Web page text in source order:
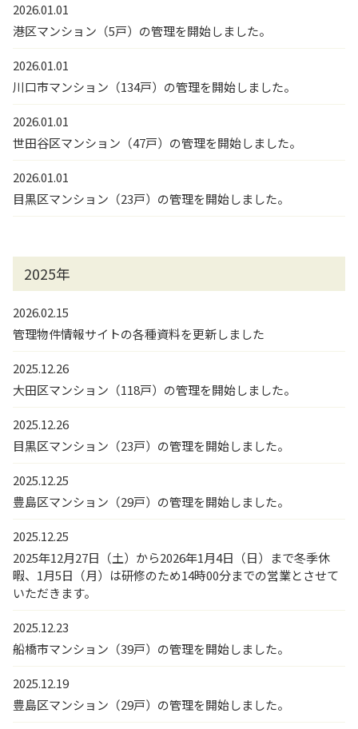
2026.01.01
港区マンション（5戸）の管理を開始しました。
2026.01.01
川口市マンション（134戸）の管理を開始しました。
2026.01.01
世田谷区マンション（47戸）の管理を開始しました。
2026.01.01
目黒区マンション（23戸）の管理を開始しました。
2025年
2026.02.15
管理物件情報サイトの各種資料を更新しました
2025.12.26
大田区マンション（118戸）の管理を開始しました。
2025.12.26
目黒区マンション（23戸）の管理を開始しました。
2025.12.25
豊島区マンション（29戸）の管理を開始しました。
2025.12.25
2025年12月27日（土）から2026年1月4日（日）まで冬季休
暇、1月5日（月）は研修のため14時00分までの営業とさせて
いただきます。
2025.12.23
船橋市マンション（39戸）の管理を開始しました。
2025.12.19
豊島区マンション（29戸）の管理を開始しました。